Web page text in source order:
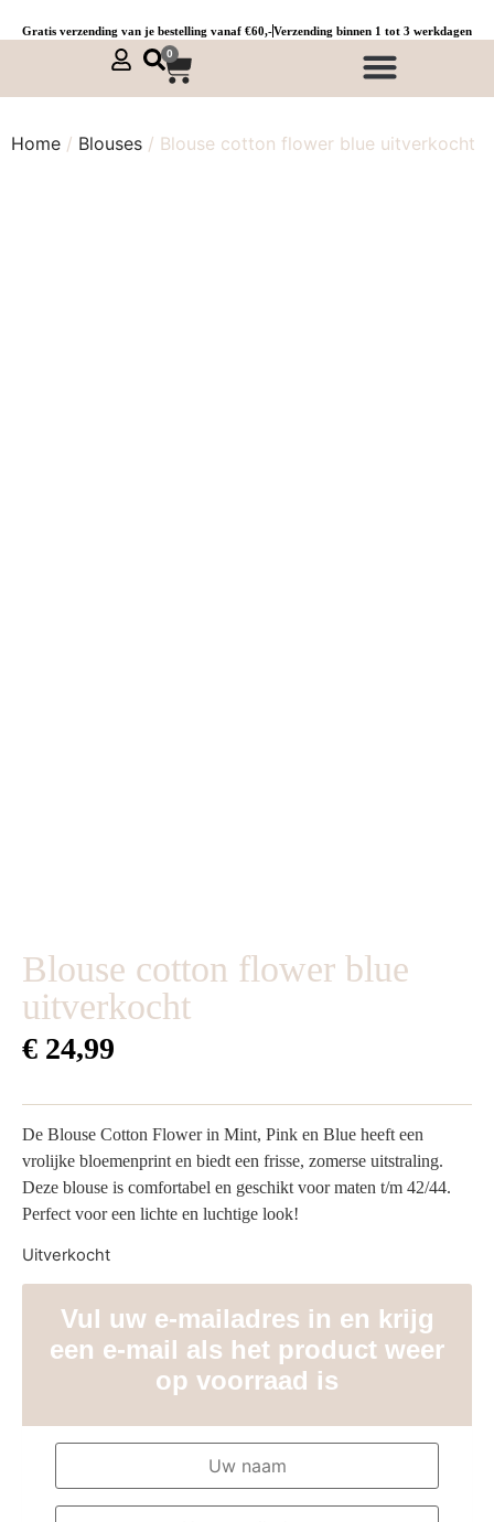
Gratis verzending van je bestelling vanaf €60,-Verzending binnen 1 tot 3 werkdagen
0
Home / Blouses / Blouse cotton flower blue uitverkocht
Blouse cotton flower blue
uitverkocht
€ 24,99
De Blouse Cotton Flower in Mint, Pink en Blue heeft een
vrolijke bloemenprint en biedt een frisse, zomerse uitstraling.
Deze blouse is comfortabel en geschikt voor maten t/m 42/44.
Perfect voor een lichte en luchtige look!
Uitverkocht
Vul uw e-mailadres in en krijg
een e-mail als het product weer
op voorraad is